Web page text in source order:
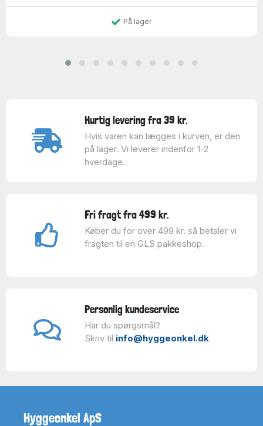
På lager
Hurtig levering fra 39 kr.
Hvis varen kan lægges i kurven, er den
på lager. Vi leverer indenfor 1-2
hverdage.
Fri fragt fra 499 kr.
Køber du for over 499 kr. så betaler vi
fragten til en GLS pakkeshop.
Personlig kundeservice
Har du spørgsmål?
Skriv til info@hyggeonkel.dk
Hyggeonkel ApS